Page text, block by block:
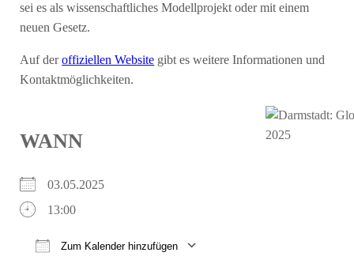
sei es als wissenschaftliches Modellprojekt oder mit einem
neuen Gesetz.
Auf deroffiziellen Website gibt es weitere Informationen und
Kontaktmöglichkeiten.
WANN
03.05.2025
13:00
Zum Kalender hinzufügen